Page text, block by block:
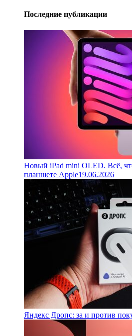
Последние публикации
Новый iPad mini OLED. Всё,
планшете Apple19.06.2026
Яндекс Дропс: за и против